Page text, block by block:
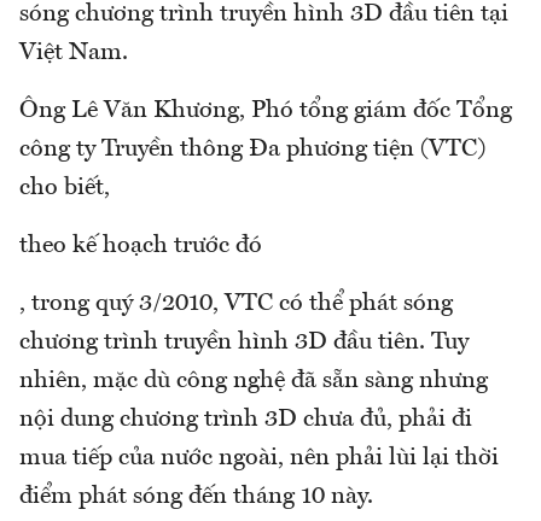
sóng chương trình truyền hình 3D đầu tiên tại
Việt Nam.
Ông Lê Văn Khương, Phó tổng giám đốc Tổng
công ty Truyền thông Đa phương tiện (VTC)
cho biết,
theo kế hoạch trước đó
, trong quý 3/2010, VTC có thể phát sóng
chương trình truyền hình 3D đầu tiên. Tuy
nhiên, mặc dù công nghệ đã sẵn sàng nhưng
nội dung chương trình 3D chưa đủ, phải đi
mua tiếp của nước ngoài, nên phải lùi lại thời
điểm phát sóng đến tháng 10 này.